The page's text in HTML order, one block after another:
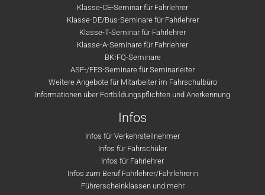
Klasse-CE-Seminar für Fahrlehrer
Klasse-DE/Bus-Seminare für Fahrlehrer
Klasse-T-Seminar für Fahrlehrer
Klasse-A-Seminare für Fahrlehrer
BKrFQ-Seminare
ASF-/FES-Seminare für Seminarleiter
Weitere Angebote für Mitarbeiter im Fahrschulbüro
Informationen über Fortbildungspflichten und Anerkennung
Infos
Infos für Verkehrsteilnehmer
Infos für Fahrschüler
Infos für Fahrlehrer
Infos zum Beruf Fahrlehrer/Fahrlehrerin
Führerscheinklassen und mehr